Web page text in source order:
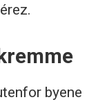
byene